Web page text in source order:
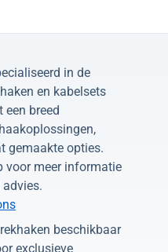
in de
en kabelsets
een breed
gemaakte opties.
voor meer informatie
beschikbaar
exclusieve